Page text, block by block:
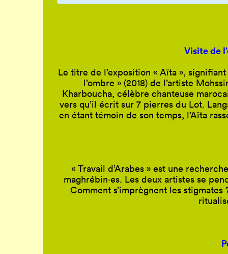
Visite de
Le titre de l’exposition « Aïta »,
l’ombre » (2018) de l’artiste
Kharboucha, célèbre chanteuse
vers qu’il écrit sur 7 pierres du Lot.
en étant témoin de son temps, l’Aïta
« Travail d’Arabes » est une
maghrébin·es. Les deux artistes se
Comment s’imprègnent les